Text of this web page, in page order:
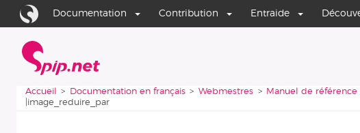
Aller au contenu
Aller à la navigation
Documentation Contribution Entraide
Vous êtes ici :
Accueil Documentation en français Webmestres Manuel de
|image_reduire_par